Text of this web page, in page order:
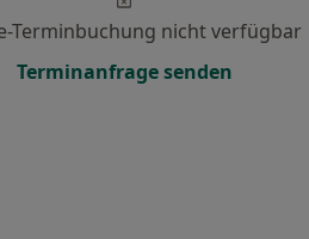
Terminbuchung nicht verfügbar
Terminanfrage senden